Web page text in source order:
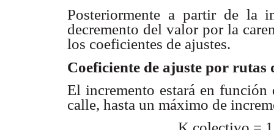
Posteriormente a partir de la
decremento del valor por la
los coeficientes de ajustes.
Coeficiente de ajuste por rutas
El incremento estará en
calle, hasta un máximo de